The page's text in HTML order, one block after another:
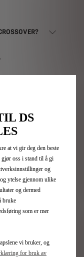
DS
at vi gir deg den beste
oss i stand til å gi
og
ytelse gjennom ulike
og dermed
bruke
som er mer
vi bruker, og
for bruk av